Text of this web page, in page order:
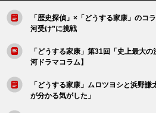
「歴史探偵」×「どうする家康」の
河受け”に挑戦
「どうする家康」第31回「史上最大
河ドラマコラム】
「どうする家康」ムロツヨシと浜野
が分かる気がした」